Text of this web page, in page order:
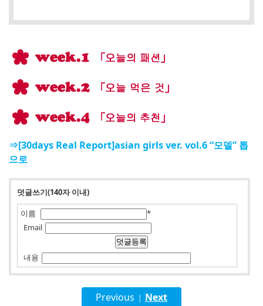
⇒[30days Real Report]asian girls ver. vol.6 “모델” 톱
으로
덧글쓰기(140자 이내)
이름
*
Email
내용
Previous | Next